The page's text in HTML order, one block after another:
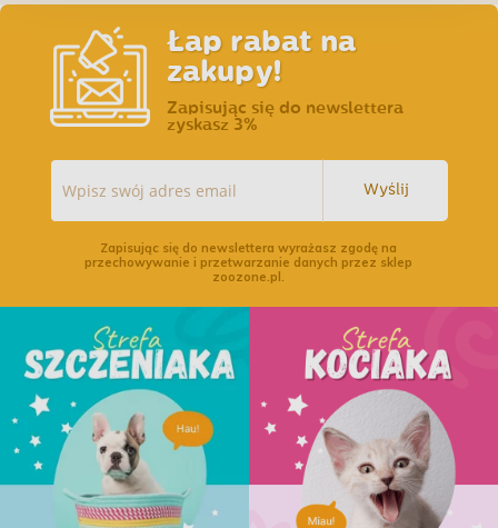
Łap rabat na
zakupy!
Zapisując się do newslettera
zyskasz 3%
Wyślij
Zapisując się do newslettera wyrażasz zgodę na
przechowywanie i przetwarzanie danych przez sklep
zoozone.pl.